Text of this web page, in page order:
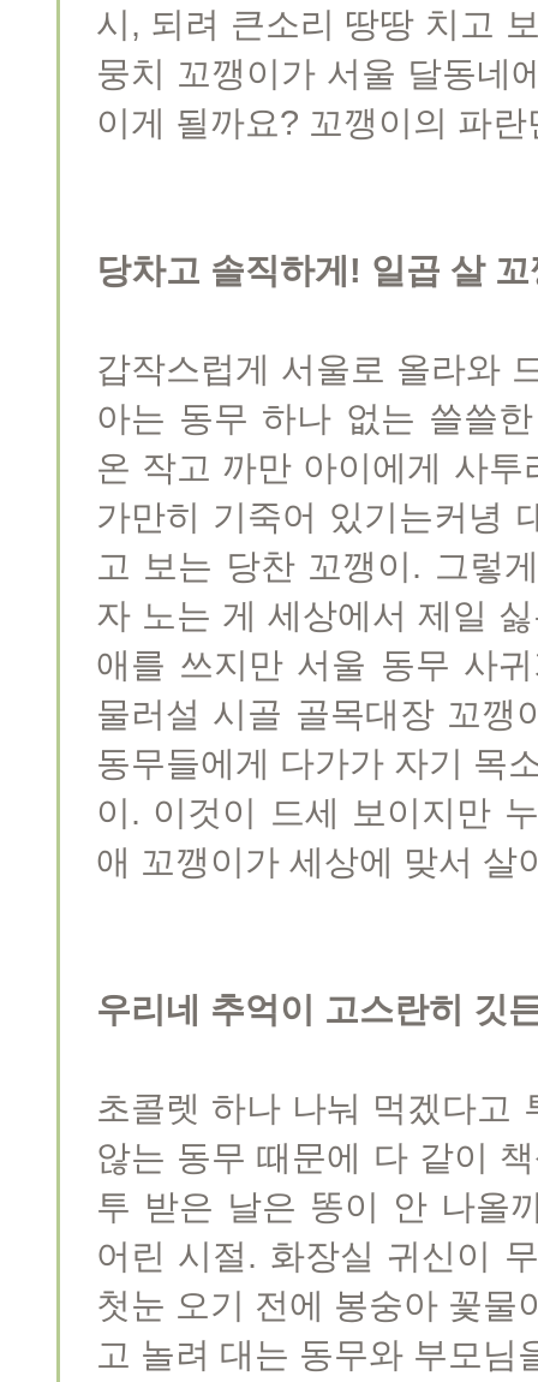
시, 되려 큰소리 땅땅 치고
뭉치 꼬깽이가 서울 달동네
이게 될까요? 꼬깽이의 파
당차고 솔직하게! 일곱 살
갑작스럽게 서울로 올라와
아는 동무 하나 없는 쓸쓸
온 작고 까만 아이에게 사
가만히 기죽어 있기는커녕
고 보는 당찬 꼬깽이. 그렇
자 노는 게 세상에서 제일
애를 쓰지만 서울 동무 사
물러설 시골 골목대장 꼬깽
동무들에게 다가가 자기 목
이. 이것이 드세 보이지만
애 꼬깽이가 세상에 맞서 살
우리네 추억이 고스란히 깃
초콜렛 하나 나눠 먹겠다고
않는 동무 때문에 다 같이
투 받은 날은 똥이 안 나올
어린 시절. 화장실 귀신이
첫눈 오기 전에 봉숭아 꽃물
고 놀려 대는 동무와 부모